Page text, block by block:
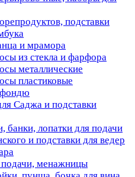
подставки
и мрамора
из стекла и фарфора
металлические
пластиковые
Саджа и подставки
банки, лопатки для подачи
и подставки для ведер
менажницы